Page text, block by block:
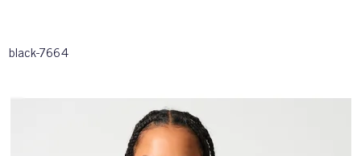
black-7664